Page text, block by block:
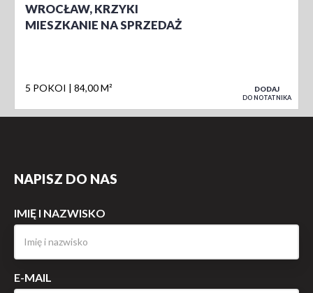
WROCŁAW, KRZYKI
MIESZKANIE NA SPRZEDAŻ
5 POKOI 84,00 M² DODAJ
DO NOTATNIKA
NAPISZ DO NAS
IMIĘ I NAZWISKO
E-MAIL